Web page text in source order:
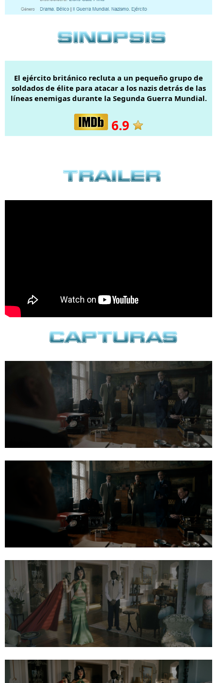
El ejército británico recluta a un pequeño grupo de
soldados de élite para atacar a los nazis detrás de las
líneas enemigas durante la Segunda Guerra Mundial.
6.9